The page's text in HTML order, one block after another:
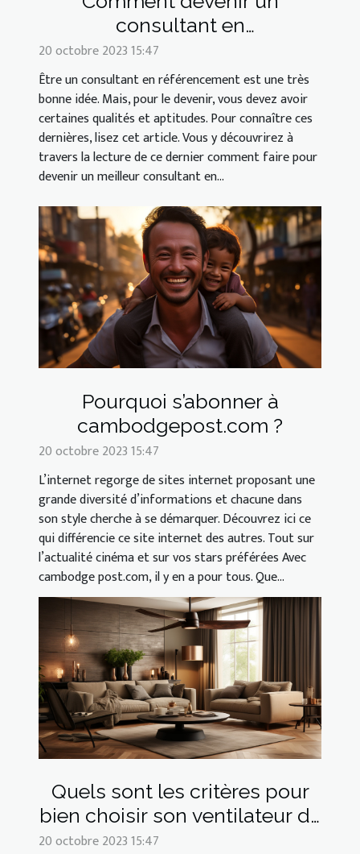
consultant en
référencement ?
20 octobre 2023 15:47
Être un consultant en référencement est une très
bonne idée. Mais, pour le devenir, vous devez avoir
certaines qualités et aptitudes. Pour connaître ces
dernières, lisez cet article. Vous y découvrirez à
travers la lecture de ce dernier comment faire pour
devenir un meilleur consultant en...
Pourquoi s’abonner à
cambodgepost.com ?
20 octobre 2023 15:47
L’internet regorge de sites internet proposant une
grande diversité d’informations et chacune dans
son style cherche à se démarquer. Découvrez ici ce
qui différencie ce site internet des autres. Tout sur
l’actualité cinéma et sur vos stars préférées Avec
cambodge post.com, il y en a pour tous. Que...
Quels sont les critères pour
bien choisir son ventilateur de
plafond ?
20 octobre 2023 15:47